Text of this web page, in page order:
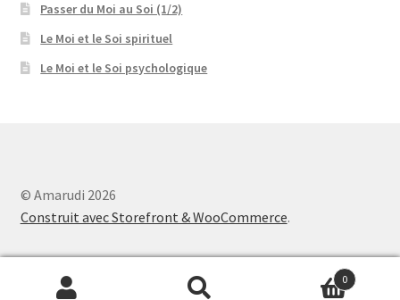
Passer du Moi au Soi (1/2)
Le Moi et le Soi spirituel
Le Moi et le Soi psychologique
© Amarudi 2026
Construit avec Storefront & WooCommerce.
0